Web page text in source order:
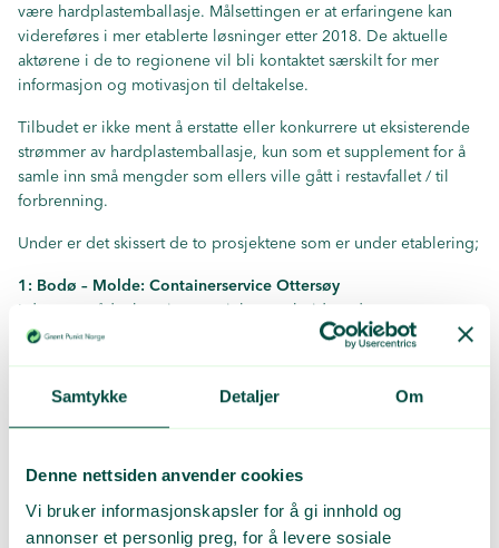
Samtykke Detaljer Om
Denne nettsiden anvender cookies
Vi bruker informasjonskapsler for å gi innhold og
annonser et personlig preg, for å levere sosiale
være hardplastemballasje. Målsettingen er at erfaringene kan
videreføres i mer etablerte løsninger etter 2018. De aktuelle
aktørene i de to regionene vil bli kontaktet særskilt for mer
informasjon og motivasjon til deltakelse.
Tilbudet er ikke ment å erstatte eller konkurrere ut eksisterende
strømmer av hardplastemballasje, kun som et supplement for å
samle inn små mengder som ellers ville gått i restavfallet / til
forbrenning.
Under er det skissert de to prosjektene som er under etablering;
1: Bodø – Molde: Containerservice Ottersøy
I dette området har vi et prosjektsamarbeid med
Containerservice Ottersøy som har mobilt presseanlegg. De vil i
drypptørre malingsspann, annen hardplast (ikke i Grønt Punkt
Norge-systemet) vil de kunne hente dette hos dere kostnadsfritt.
innsamlingsløsningen. Det vil si at Containerservice Ottersøy
med sin mobile EPS-presse også tar med seg det du måtte ha av
EPS-emballasje.